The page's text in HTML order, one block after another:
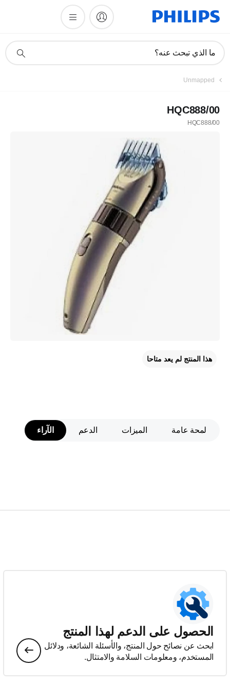
دعم
ما الذي تبحث عنه؟
Unmapped
HQC888/00
HQC888/00
هذا المنتج لم يعد متاحا
لمحة عامة الميزات الدعم الآراء
الحصول على الدعم لهذا المنتج
ابحث عن نصائح حول المنتج، والأسئلة الشائعة، ودلائل
المستخدم، ومعلومات السلامة والامتثال.